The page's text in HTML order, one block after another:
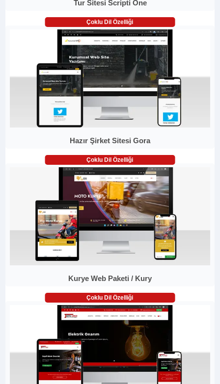
Tur Sitesi Scripti One
Çoklu Dil Özelliği
Hazır Şirket Sitesi Gora
Çoklu Dil Özelliği
Kurye Web Paketi / Kury
Çoklu Dil Özelliği